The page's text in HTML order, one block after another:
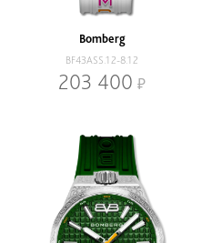
В наличии
Механизм
Кварцевый
Браслет
Диаметр, мм
Bomberg
BF43ASS.12-8.12
203 400